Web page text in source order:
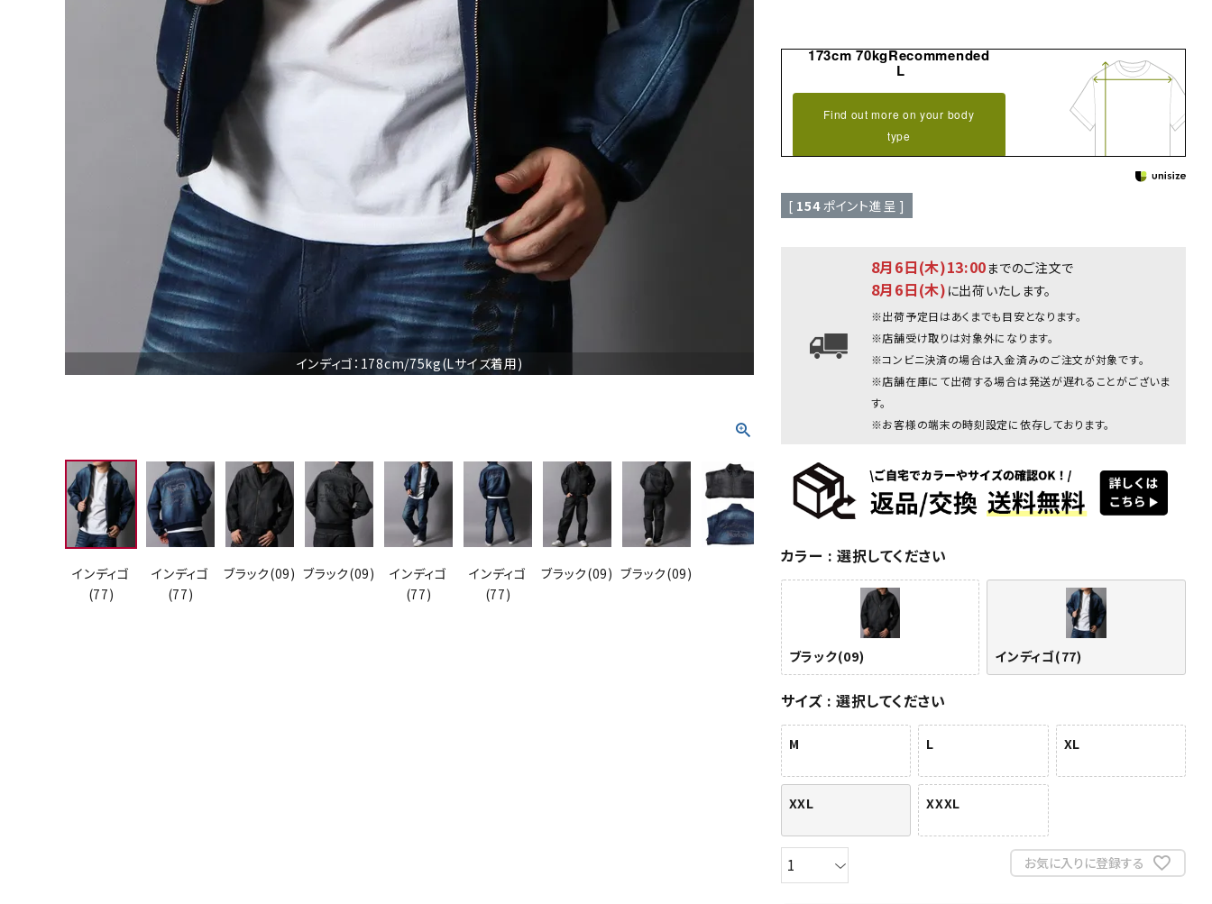
詳しい条件から探す
インディゴ：178cm/75kg(Lサイズ着用) インディゴ：178cm/75kg(Lサイ
インディゴ
(77)
インディゴ
(77)
ブラック(09) ブラック(09)
インディゴ
(77)
インディゴ
(77)
ブラック(09) ブラック(09)
173cm 70kgRecommended
L
Find out more on your body
type
[ 154ポイント進呈 ]
8月6日(木)13:00までのご注文で
8月6日(木) に出荷いたします。
※出荷予定日はあくまでも目安となります。
※店舗受け取りは対象外になります。
※コンビニ決済の場合は入金済みのご注文が対象です。
※店舗在庫にて出荷する場合は発送が遅れることがございま
す。
※お客様の端末の時刻設定に依存しております。
カラー 選択してください
ブラック(09) インディゴ(77)
サイズ 選択してください
M L XL
XXL XXXL
お気に入りに登録する